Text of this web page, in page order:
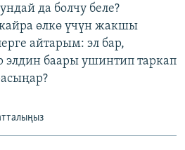
да болчу беле?
өлкө үчүн жакшы
айтарым: эл бар,
элдин баары ушинтип таркап